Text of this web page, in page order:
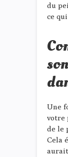
du
ce
Une
votre
de le
Cela